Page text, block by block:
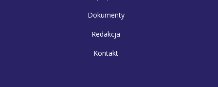
Dokumenty
Redakcja
Kontakt